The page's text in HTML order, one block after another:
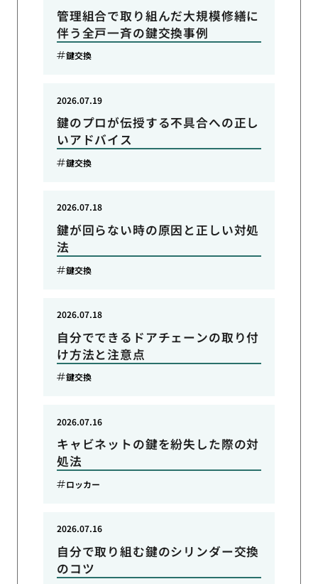
管理組合で取り組んだ大規模修繕に
伴う全戸一斉の鍵交換事例
鍵交換
鍵のプロが伝授する不具合への正し
いアドバイス
2026.07.19
鍵交換
鍵が回らない時の原因と正しい対処
法
2026.07.18
鍵交換
自分でできるドアチェーンの取り付
け方法と注意点
2026.07.18
鍵交換
キャビネットの鍵を紛失した際の対
処法
2026.07.16
ロッカー
自分で取り組む鍵のシリンダー交換
のコツ
2026.07.16